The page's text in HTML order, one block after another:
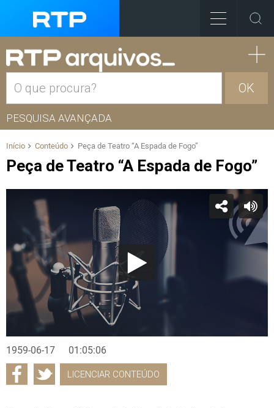
OK
PESQUISA AVANÇADA
Início Conteúdo Peça de Teatro “A Espada de Fogo”
Peça de Teatro “A Espada de Fogo”
1959-06-17 01:05:06
LICENCIAR CONTEÚDO